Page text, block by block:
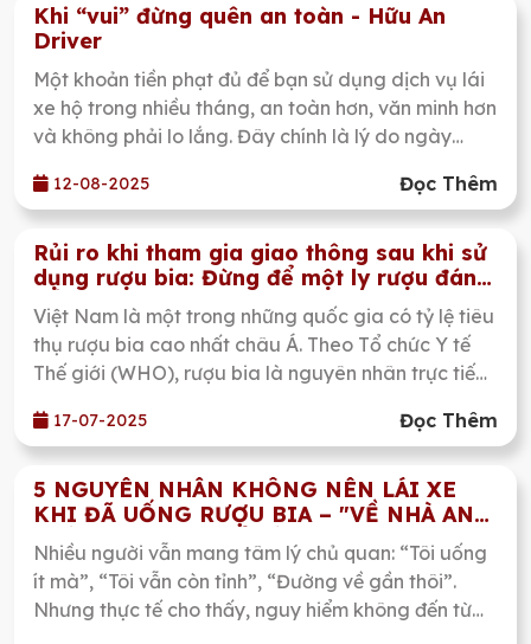
là điều thường thấy. Uống một vài ly để vui vẻ là
chuyện bình thường, nhưng điều đáng lo ngại nhất
chính là sau khi đã uống, nhiều người vẫn cố tình tự
lái xe về nhà.
Khi “vui” đừng quên an toàn - Hữu An
Driver
Một khoản tiền phạt đủ để bạn sử dụng dịch vụ lái
xe hộ trong nhiều tháng, an toàn hơn, văn minh hơn
và không phải lo lắng. Đây chính là lý do ngày
lái, bạn uống tôi lái, bạn say tôi lái, hay nói chung
là dịch vụ lái xe thuê chuyên nghiệp.
12-08-2025 Đọc Thêm
Rủi ro khi tham gia giao thông sau khi sử
dụng rượu bia: Đừng để một ly rượu đánh
đổi cả cuộc đời
Việt Nam là một trong những quốc gia có tỷ lệ tiêu
thụ rượu bia cao nhất châu Á. Theo Tổ chức Y tế
Thế giới (WHO), rượu bia là nguyên nhân trực tiếp
thông nghiêm trọng. Tuy nhiên, nhận thức về vấn đề
này vẫn còn hạn chế. Việc tham gia giao thông sau
khi đã sử dụng rượu bia không chỉ vi phạm pháp
luật, mà còn đe dọa tính mạng bản thân và người
khác.
17-07-2025 Đọc Thêm
5 NGUYÊN NHÂN KHÔNG NÊN LÁI XE
KHI ĐÃ UỐNG RƯỢU BIA – "VỀ NHÀ AN
TOÀN" KHÔNG CHỈ LÀ LỜI NÓI!
Nhiều người vẫn mang tâm lý chủ quan: “Tôi uống
ít mà”, “Tôi vẫn còn tỉnh”, “Đường về gần thôi”.
Nhưng thực tế cho thấy, nguy hiểm không đến từ